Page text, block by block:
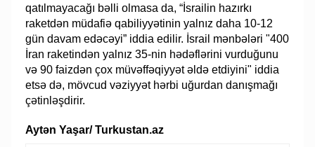
qatılmayacağı bəlli olmasa da, “İsrailin hazırkı
raketdən müdafiə qabiliyyətinin yalnız daha 10-12
gün davam edəcəyi” iddia edilir. İsrail mənbələri "400
İran raketindən yalnız 35-nin hədəflərini vurduğunu
və 90 faizdən çox müvəffəqiyyət əldə etdiyini" iddia
etsə də, mövcud vəziyyət hərbi uğurdan danışmağı
çətinləşdirir.
Aytən Yaşar/ Turkustan.az